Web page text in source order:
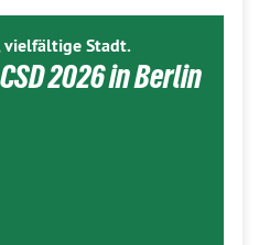
vielfältige Stadt.
2026 in Berlin